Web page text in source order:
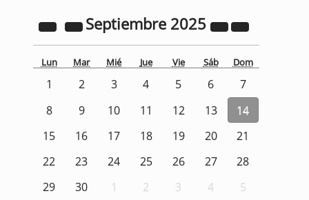
Septiembre 2025
Lun Mar Mié Jue Vie Sáb Dom
1 2 3 4 5 6
7
8
9 10 11 12 13
14
15
16 17 18 19 20
21
22
23 24 25 26 27
28
29
30 1 2 3 4 5